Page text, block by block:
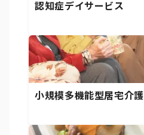
認知症デイサービス
小規模多機能型居宅介護